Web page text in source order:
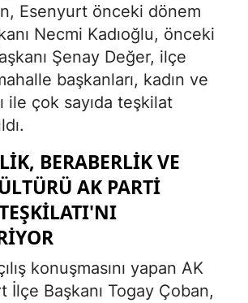
Esenyurt önceki dönem
Necmi Kadıoğlu, önceki
Şenay Değer, ilçe
başkanları, kadın ve
ile çok sayıda teşkilat
BERABERLIK VE
AK PARTI
konuşmasını yapan AK
İlçe Başkanı Togay Çoban,